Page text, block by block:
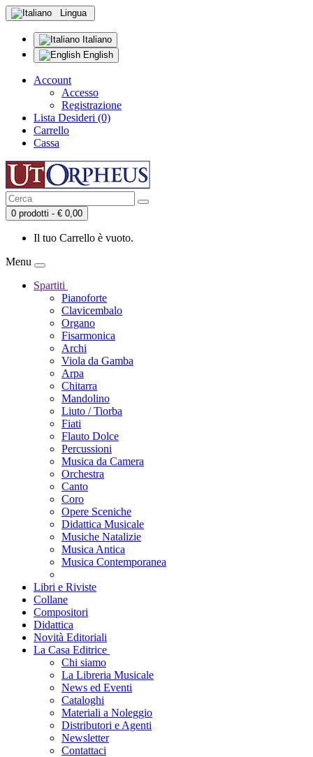
Lingua
Italiano
English
Account
Accesso
Registrazione
Lista Desideri (0)
Carrello
Cassa
0 prodotti - € 0,00
Il tuo Carrello è vuoto.
Menu
Spartiti
Pianoforte
Clavicembalo
Organo
Fisarmonica
Archi
Viola da Gamba
Arpa
Chitarra
Mandolino
Liuto / Tiorba
Fiati
Flauto Dolce
Percussioni
Musica da Camera
Orchestra
Canto
Coro
Opere Sceniche
Didattica Musicale
Musiche Natalizie
Musica Antica
Musica Contemporanea
Libri e Riviste
Collane
Compositori
Didattica
Novità Editoriali
La Casa Editrice
Chi siamo
La Libreria Musicale
News ed Eventi
Cataloghi
Materiali a Noleggio
Distributori e Agenti
Newsletter
Contattaci